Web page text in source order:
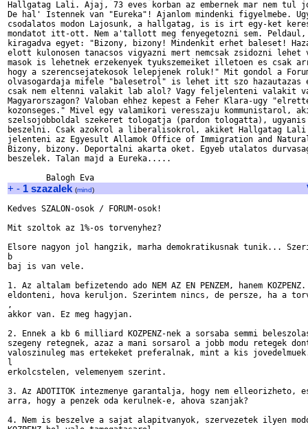
Hallgatag Lali. Ajaj, 73 eves korban az embernek mar nem tul
De hal' Istennek van "Eureka"! Ajanlom mindenki figyelmebe.
csodalatos modon Lajosunk, a hallgatag, is is irt egy-ket
mondatot itt-ott. Nem a'tallott meg fenyegetozni sem. Peldaul,
kiragadva egyet: "Bizony, bizony! Mindenkit erhet baleset!
elott kulonosen tanacsos vigyazni mert nemcsak zsidozni lehet
masok is lehetnek erzekenyek tyukszemeiket illetoen es csak
hogy a szerencsejatekosok lelepjenek roluk!" Mit gondol a
olvasogardaja mifele "balesetrol" is lehet itt szo hazautazas
csak nem eltenni valakit lab alol? Vagy feljelenteni valakit
Magyarorszagon? Valoban ehhez kepest a Feher Klara-ugy
kozonseges." Mivel egy valamikori veresszaju kommunistarol,
szelsojobboldal szekeret tologatja (pardon tologatta),
beszelni. Csak azokrol a liberalisokrol, akiket Hallgatag
jelenteni az Egyesult Allamok Office of Immigration and
Bizony, bizony. Deportalni akarta oket. Egyeb utalatos
beszelek. Talan majd a Eureka.....
+ - 1 szazalek (mind)
Kedves SZALON-osok / FORUM-osok!
Mit szoltok az 1%-os torvenyhez?
Elsore nagyon jol hangzik, marha demokratikusnak tunik...
b
baj is van vele.
1. Az altalam befizetendo ado NEM AZ EN PENZEM, hanem
eldonteni, hova keruljon. Szerintem nincs, de persze, ha a
,
akkor van. Ez meg hagyjan.
2. Ennek a kb 6 milliard KOZPENZ-nek a sorsaba semmi
szegeny retegnek, azaz a mani sorsarol a jobb modu retegek
valoszinuleg mas ertekeket preferalnak, mint a kis
l
erkolcstelen, velemenyem szerint.
3. Az ADOTITOK intezmenye garantalja, hogy nem elleorizheto,
arra, hogy a penzek oda kerulnek-e, ahova szanjak?
4. Nem is beszelve a sajat alapitvanyok, szervezetek ilyen